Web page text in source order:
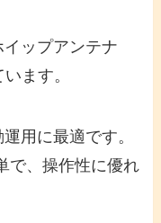
ップアンテナ
ます。
用に最適です。
で、操作性に優れ